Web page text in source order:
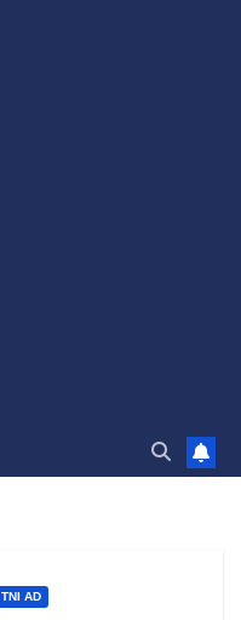
TNI AD